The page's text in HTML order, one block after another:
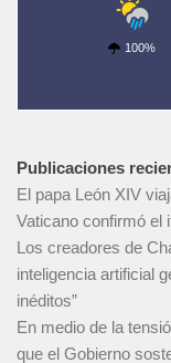
100%
Publicaciones
El papa León XIV
Vaticano confirmó el
Los creadores de
inteligencia artificial
inéditos”
En medio de la
que el Gobierno